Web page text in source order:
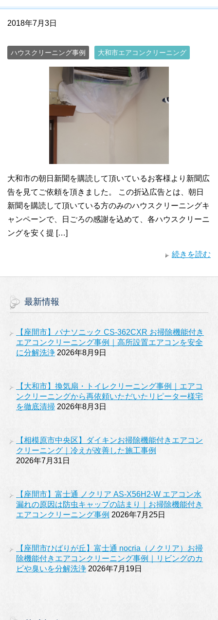
2018年7月3日
ハウスクリーニング事例 大和市エアコンクリーニング
大和市の朝日新聞を購読して頂いているお客様より新聞広
告を見てご依頼を頂きました。 この折込広告とは、朝日
新聞を購読して頂いている方のみのハウスクリーニングキ
ャンペーンで、日ごろの感謝を込めて、各ハウスクリーニ
ングを安く提 […]
続きを読む
最新情報
【座間市】パナソニック CS-362CXR お掃除機能付き
エアコンクリーニング事例｜高所設置エアコンを安全
に分解洗浄 2026年8月9日
【大和市】換気扇・トイレクリーニング事例｜エアコ
ンクリーニングから再依頼いただいたリピーター様宅
を徹底清掃 2026年8月3日
【相模原市中央区】ダイキンお掃除機能付きエアコン
クリーニング｜冷えが改善した施工事例
2026年7月31日
【座間市】富士通 ノクリア AS-X56H2-W エアコン水
漏れの原因は防虫キャップの詰まり｜お掃除機能付き
エアコンクリーニング事例 2026年7月25日
【座間市ひばりが丘】富士通 nocria（ノクリア）お掃
除機能付きエアコンクリーニング事例｜リビングのカ
ビや臭いを分解洗浄 2026年7月19日